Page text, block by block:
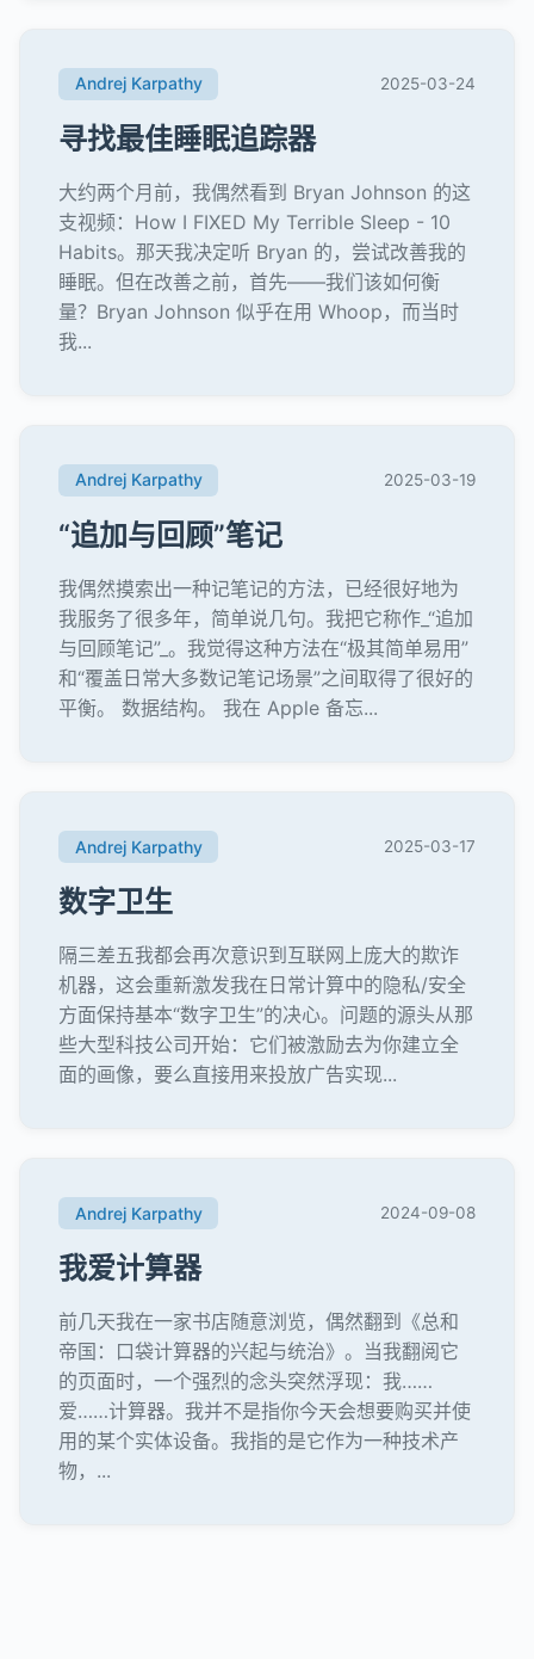
Andrej Karpathy 2025-03-24
寻找最佳睡眠追踪器
大约两个月前，我偶然看到 Bryan Johnson 的这
支视频：How I FIXED My Terrible Sleep - 10
Habits。那天我决定听 Bryan 的，尝试改善我的
睡眠。但在改善之前，首先——我们该如何衡
量？Bryan Johnson 似乎在用 Whoop，而当时
我...
Andrej Karpathy 2025-03-19
“追加与回顾”笔记
我偶然摸索出一种记笔记的方法，已经很好地为
我服务了很多年，简单说几句。我把它称作_“追加
与回顾笔记”_。我觉得这种方法在“极其简单易用”
和“覆盖日常大多数记笔记场景”之间取得了很好的
平衡。 数据结构。 我在 Apple 备忘...
Andrej Karpathy 2025-03-17
数字卫生
隔三差五我都会再次意识到互联网上庞大的欺诈
机器，这会重新激发我在日常计算中的隐私/安全
方面保持基本“数字卫生”的决心。问题的源头从那
些大型科技公司开始：它们被激励去为你建立全
面的画像，要么直接用来投放广告实现...
Andrej Karpathy 2024-09-08
我爱计算器
前几天我在一家书店随意浏览，偶然翻到《总和
帝国：口袋计算器的兴起与统治》。当我翻阅它
的页面时，一个强烈的念头突然浮现：我……
爱……计算器。我并不是指你今天会想要购买并使
用的某个实体设备。我指的是它作为一种技术产
物，...